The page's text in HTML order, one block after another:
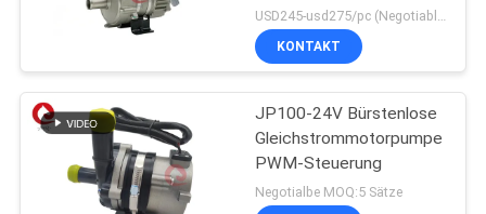
USD245-usd275/pc (Negotiable) MOQ:50PCS
KONTAKT
JP100-24V Bürstenlose
Gleichstrommotorpumpe
PWM-Steuerung
Negotialbe MOQ:5 Sätze